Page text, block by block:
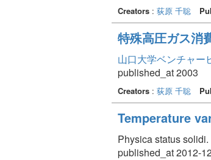
Creators : 荻原 千聡
特殊高圧ガス消
山口大学ベンチャー
published_at 2003
Creators : 荻原 千聡
Temperature
Physica status
published_at 2012-